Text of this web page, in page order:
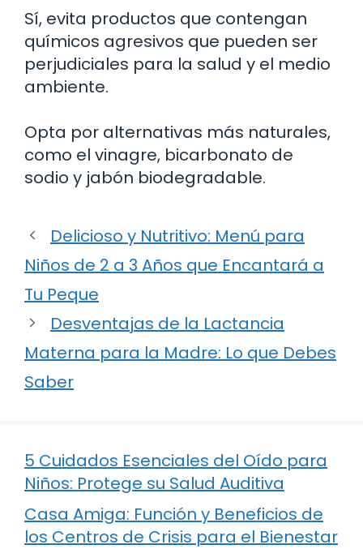
Sí, evita productos que contengan
químicos agresivos que pueden ser
perjudiciales para la salud y el medio
ambiente.
Opta por alternativas más naturales,
como el vinagre, bicarbonato de
sodio y jabón biodegradable.
Delicioso y Nutritivo: Menú para
Niños de 2 a 3 Años que Encantará a
Tu Peque
Desventajas de la Lactancia
Materna para la Madre: Lo que Debes
Saber
5 Cuidados Esenciales del Oído para
Niños: Protege su Salud Auditiva
Casa Amiga: Función y Beneficios de
los Centros de Crisis para el Bienestar